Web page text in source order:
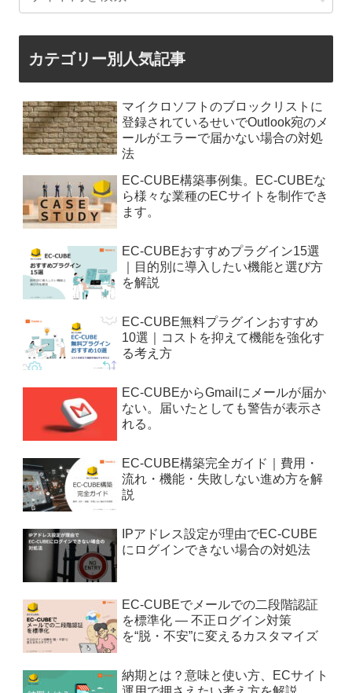
カテゴリー別人気記事
マイクロソフトのブロックリストに
登録されているせいでOutlook宛のメ
ールがエラーで届かない場合の対処
法
EC-CUBE構築事例集。EC-CUBEな
ら様々な業種のECサイトを制作でき
ます。
EC-CUBEおすすめプラグイン15選
｜目的別に導入したい機能と選び方
を解説
EC-CUBE無料プラグインおすすめ
10選｜コストを抑えて機能を強化す
る考え方
EC-CUBEからGmailにメールが届か
ない。届いたとしても警告が表示さ
れる。
EC-CUBE構築完全ガイド｜費用・
流れ・機能・失敗しない進め方を解
説
IPアドレス設定が理由でEC-CUBE
にログインできない場合の対処法
EC-CUBEでメールでの二段階認証
を標準化 — 不正ログイン対策
を“脱・不安”に変えるカスタマイズ
納期とは？意味と使い方、ECサイト